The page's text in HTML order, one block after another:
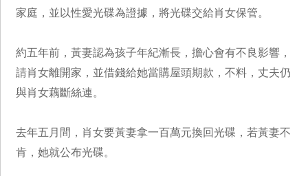
家庭，並以性愛光碟為證據，將光碟交給肖女保管。
約五年前，黃妻認為孩子年紀漸長，擔心會有不良影響，
請肖女離開家，並借錢給她當購屋頭期款，不料，丈夫仍
與肖女藕斷絲連。
去年五月間，肖女要黃妻拿一百萬元換回光碟，若黃妻不
肯，她就公布光碟。